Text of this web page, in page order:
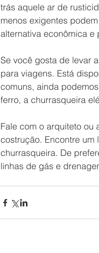
trás aquele ar de
menos exigentes
alternativa econômica e
Se você gosta de levar
para viagens. Está
comuns, ainda
ferro, a churrasqueira
Fale com o arquiteto ou
costrução. Encontre
churrasqueira. De
linhas de gás e